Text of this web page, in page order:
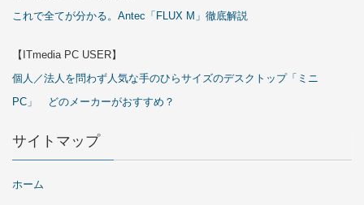
これで全てが分かる。Antec「FLUX M」徹底解説
【ITmedia PC USER】
個人／法人を問わず人気な手のひらサイズのデスクトップ「ミニ
PC」 どのメーカーがおすすめ？
サイトマップ
ホーム